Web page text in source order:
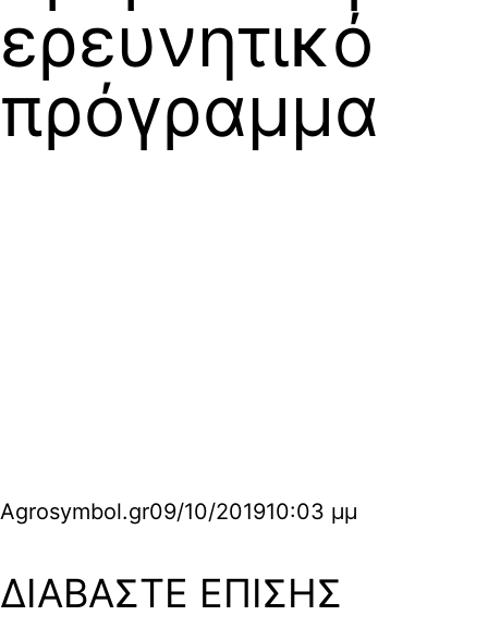
ερευνητικό
πρόγραμμα
Agrosymbol.gr09/10/201910:03 μμ
ΔΙΑΒΑΣΤΕ ΕΠΙΣΗΣ